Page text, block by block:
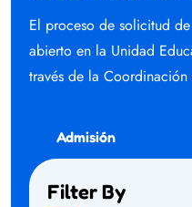
El proceso de solicitud
abierto en la Unidad
través de la
Admisión
Filter By